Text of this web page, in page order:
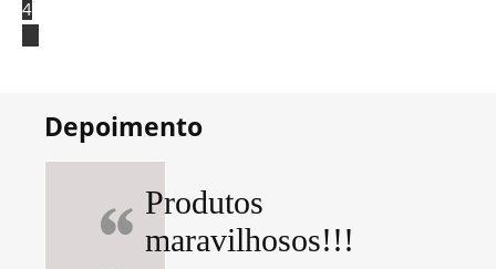
4
Depoimento
Produtos
maravilhosos!!!